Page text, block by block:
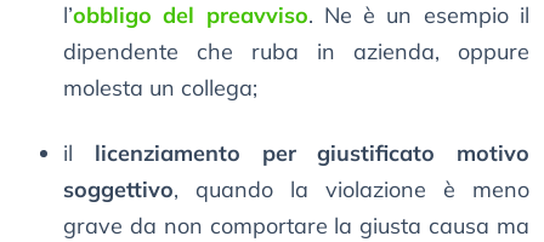
l’obbligo del preavviso. Ne è un esempio il
dipendente che ruba in azienda, oppure
molesta un collega;
il licenziamento per giustificato motivo
soggettivo, quando la violazione è meno
grave da non comportare la giusta causa ma